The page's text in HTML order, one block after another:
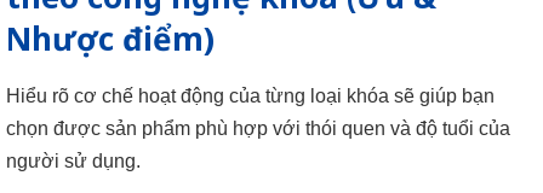
Nhược điểm)
Hiểu rõ cơ chế hoạt động của từng loại khóa sẽ giúp bạn
chọn được sản phẩm phù hợp với thói quen và độ tuổi của
người sử dụng.